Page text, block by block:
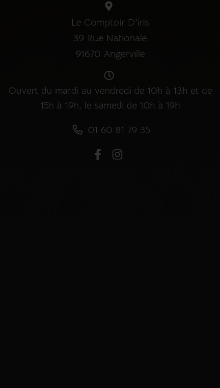
Le Comptoir D'iris
39 Rue Nationale
91670 Angerville
Ouvert du mardi au vendredi de 10h à 13h et de
15h à 19h, le samedi de 10h à 19h
01 60 81 79 35